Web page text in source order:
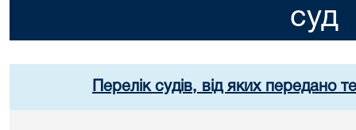
суд
Перелік судів, від яких передано